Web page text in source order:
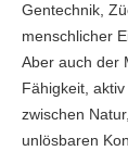
Gentechnik,
menschlicher
Aber auch der
Fähigkeit,
zwischen
unlösbaren